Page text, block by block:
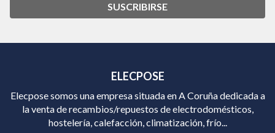
SUSCRIBIRSE
ELECPOSE
Elecpose somos una empresa situada en A Coruña dedicada a
la venta de recambios/repuestos de electrodomésticos,
hostelería, calefacción, climatización, frío...